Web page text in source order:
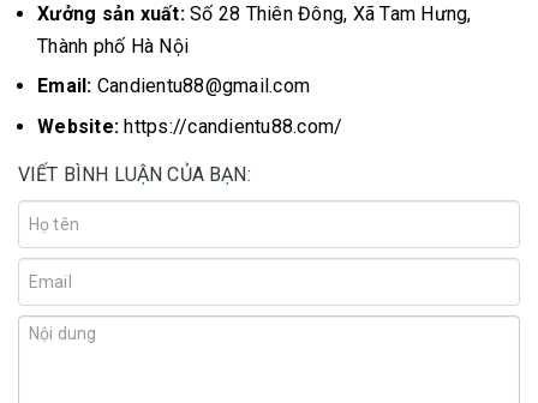
Xưởng sản xuất: Số 28 Thiên Đông, Xã Tam Hưng,
Thành phố Hà Nội
Email: Candientu88@gmail.com
Website: https://candientu88.com/
VIẾT BÌNH LUẬN CỦA BẠN: